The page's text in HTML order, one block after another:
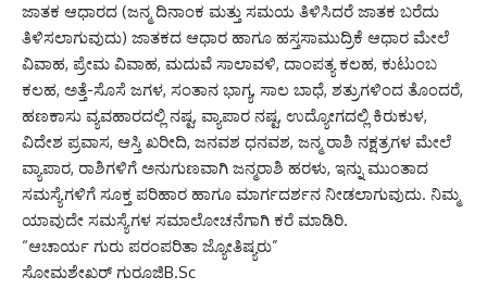
ಜಾತಕ ಆಧಾರದ (ಜನ್ಮ ದಿನಾಂಕ ಮತ್ತು ಸಮಯ ತಿಳಿಸಿದರೆ ಜಾತಕ ಬರೆದು
ತಿಳಿಸಲಾಗುವುದು) ಜಾತಕದ ಆಧಾರ ಹಾಗೂ ಹಸ್ತಸಾಮುದ್ರಿಕೆ ಆಧಾರ ಮೇಲೆ
ವಿವಾಹ, ಪ್ರೇಮ ವಿವಾಹ, ಮದುವೆ ಸಾಲಾವಳಿ, ದಾಂಪತ್ಯ ಕಲಹ, ಕುಟುಂಬ
ಕಲಹ, ಅತ್ತೆ-ಸೊಸೆ ಜಗಳ, ಸಂತಾನ ಭಾಗ್ಯ, ಸಾಲ ಬಾಧೆ, ಶತ್ರುಗಳಿಂದ ತೊಂದರೆ,
ಹಣಕಾಸು ವ್ಯವಹಾರದಲ್ಲಿ ನಷ್ಟ, ವ್ಯಾಪಾರ ನಷ್ಟ, ಉದ್ಯೋಗದಲ್ಲಿ ಕಿರುಕುಳ,
ವಿದೇಶ ಪ್ರವಾಸ, ಆಸ್ತಿ ಖರೀದಿ, ಜನವಶ ಧನವಶ, ಜನ್ಮ ರಾಶಿ ನಕ್ಷತ್ರಗಳ ಮೇಲೆ
ವ್ಯಾಪಾರ, ರಾಶಿಗಳಿಗೆ ಅನುಗುಣವಾಗಿ ಜನ್ಮರಾಶಿ ಹರಳು, ಇನ್ನು ಮುಂತಾದ
ಸಮಸ್ಯೆಗಳಿಗೆ ಸೂಕ್ತ ಪರಿಹಾರ ಹಾಗೂ ಮಾರ್ಗದರ್ಶನ ನೀಡಲಾಗುವುದು. ನಿಮ್ಮ
ಯಾವುದೇ ಸಮಸ್ಯೆಗಳ ಸಮಾಲೋಚನೆಗಾಗಿ ಕರೆ ಮಾಡಿರಿ.
“ಆಚಾರ್ಯ ಗುರು ಪರಂಪರಿತಾ ಜ್ಯೋತಿಷ್ಯರು”
ಸೋಮಶೇಖರ್ ಗುರೂಜಿB.Sc